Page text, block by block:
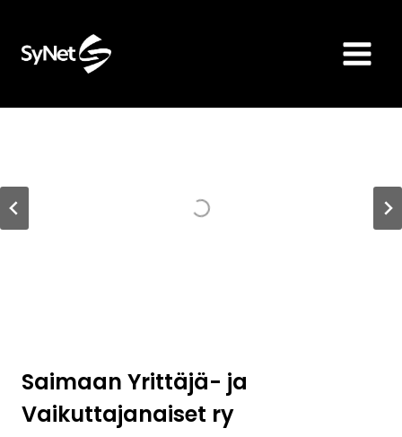
Saimaan Yrittäjä- ja
Vaikuttajanaiset ry